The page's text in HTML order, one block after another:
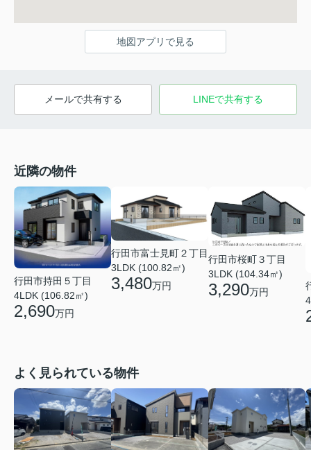
地図アプリで見る
メールで共有する LINEで共有する
近隣の物件
行田市持田５丁目
4LDK (106.82㎡)
2,690万円
行田市富士見町２丁目
3LDK (100.82㎡)
3,480万円
行田市桜町３丁目
3LDK (104.34㎡)
3,290万円
よく見られている物件